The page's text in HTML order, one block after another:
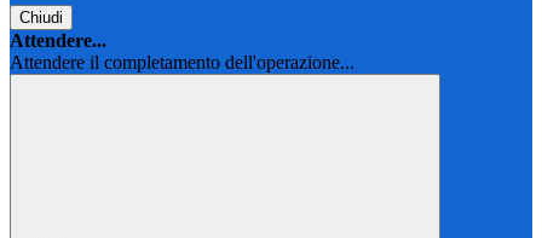
Chiudi
Attendere...
Attendere il completamento dell'operazione...